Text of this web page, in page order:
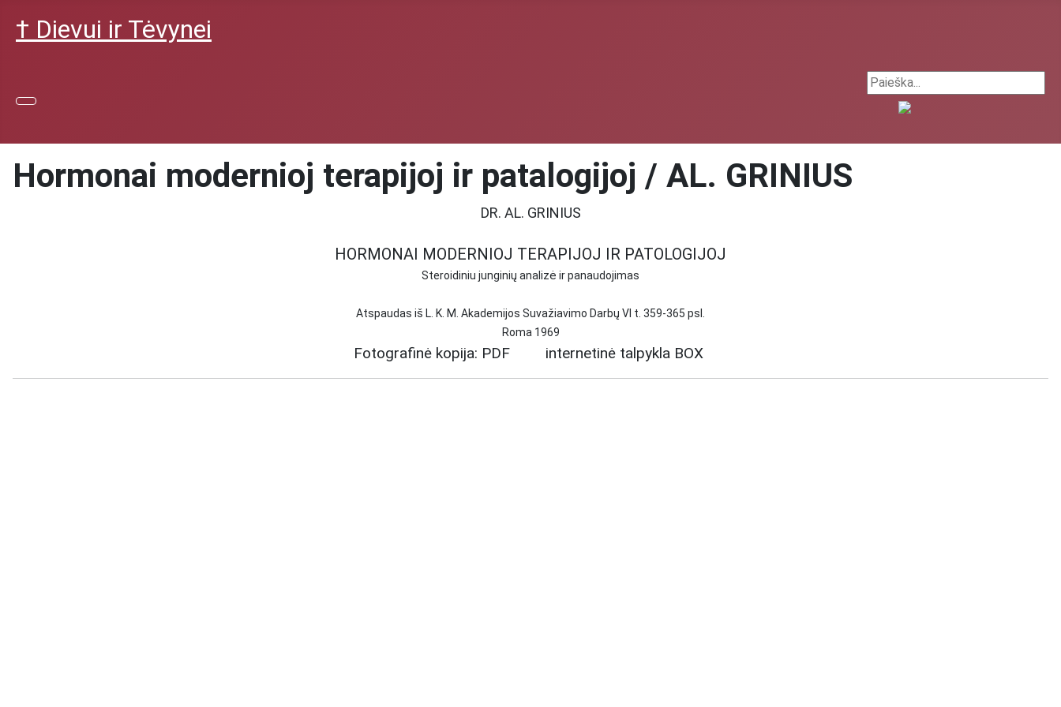
† Dievui ir Tėvynei
Search ...
Hormonai modernioj terapijoj ir patalogijoj / AL. GRINIUS
DR. AL. GRINIUS
HORMONAI MODERNIOJ TERAPIJOJ IR PATOLOGIJOJ
Steroidiniu junginių analizė ir panaudojimas
Atspaudas iš L. K. M. Akademijos Suvažiavimo Darbų VI t. 359-365 psl.
Roma 1969
Fotografinė kopija: PDF internetinė talpykla BOX